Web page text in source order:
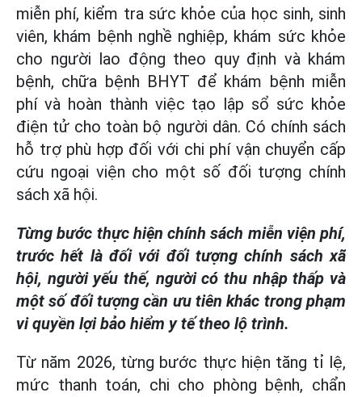
miễn phí, kiểm tra sức khỏe của học sinh, sinh
viên, khám bệnh nghề nghiệp, khám sức khỏe
cho người lao động theo quy định và khám
bệnh, chữa bệnh BHYT để khám bệnh miễn
phí và hoàn thành việc tạo lập sổ sức khỏe
điện tử cho toàn bộ người dân. Có chính sách
hỗ trợ phù hợp đối với chi phí vận chuyển cấp
cứu ngoại viện cho một số đối tượng chính
sách xã hội.
Từng bước thực hiện chính sách miễn viện phí,
trước hết là đối với đối tượng chính sách xã
hội, người yếu thế, người có thu nhập thấp và
một số đối tượng cần ưu tiên khác trong phạm
vi quyền lợi bảo hiểm y tế theo lộ trình.
Từ năm 2026, từng bước thực hiện tăng tỉ lệ,
mức thanh toán, chi cho phòng bệnh, chẩn